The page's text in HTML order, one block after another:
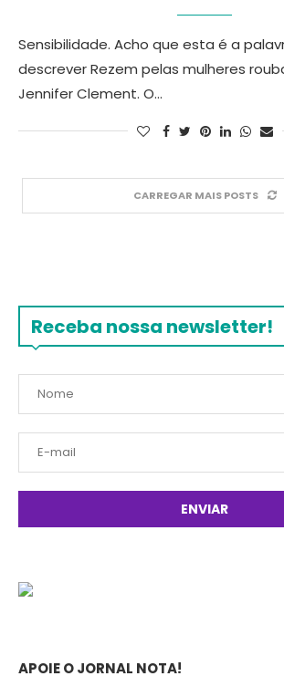
Sensibilidade. Acho que esta é a
descrever Rezem pelas mulheres
Jennifer Clement. O…
CARREGAR MAIS POSTS
Receba nossa newsletter!
APOIE O JORNAL NOTA!